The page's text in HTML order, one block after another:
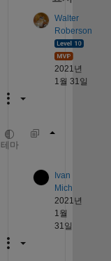
Walter
Roberson
2021년
1월 31일
테마
Ivan
Mich
2021년
1월
31일